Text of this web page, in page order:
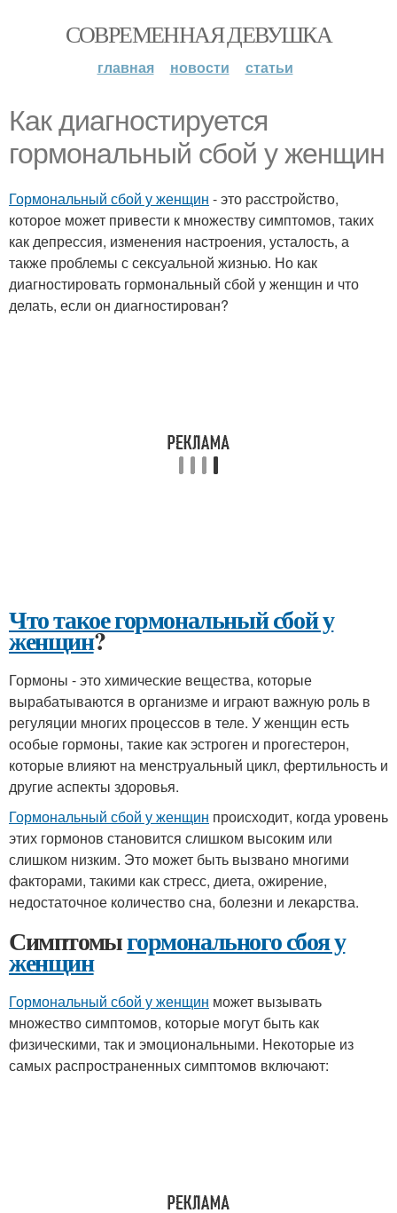
СОВРЕМЕННАЯ ДЕВУШКА
главная новости статьи
Как диагностируется
гормональный сбой у женщин
Гормональный сбой у женщин - это расстройство,
которое может привести к множеству симптомов, таких
как депрессия, изменения настроения, усталость, а
также проблемы с сексуальной жизнью. Но как
диагностировать гормональный сбой у женщин и что
делать, если он диагностирован?
Что такое гормональный сбой у
женщин?
Гормоны - это химические вещества, которые
вырабатываются в организме и играют важную роль в
регуляции многих процессов в теле. У женщин есть
особые гормоны, такие как эстроген и прогестерон,
которые влияют на менструальный цикл, фертильность и
другие аспекты здоровья.
Гормональный сбой у женщин происходит, когда уровень
этих гормонов становится слишком высоким или
слишком низким. Это может быть вызвано многими
факторами, такими как стресс, диета, ожирение,
недостаточное количество сна, болезни и лекарства.
Симптомыгормонального сбоя у
женщин
Гормональный сбой у женщин может вызывать
множество симптомов, которые могут быть как
физическими, так и эмоциональными. Некоторые из
самых распространенных симптомов включают: